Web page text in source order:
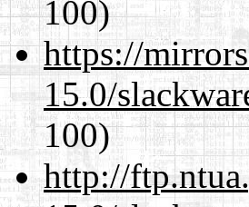
100)
https://
15.0/
100)
http://